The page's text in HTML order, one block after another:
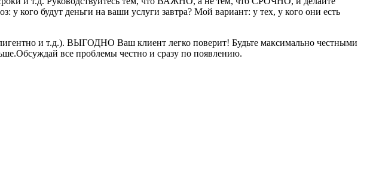
кого будут деньги на ваши услуги завтра? Мой вариант: у тех, у кого они есть
и т.д.). ВЫГОДНО Ваш клиент легко поверит! Будьте максимально честными
все проблемы честно и сразу по появлению.